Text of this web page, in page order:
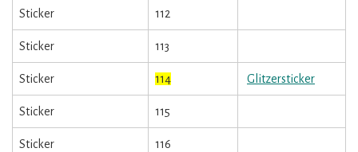
Sticker 112
Sticker 113
Sticker 114 Glitzersticker
Sticker 115
Sticker 116